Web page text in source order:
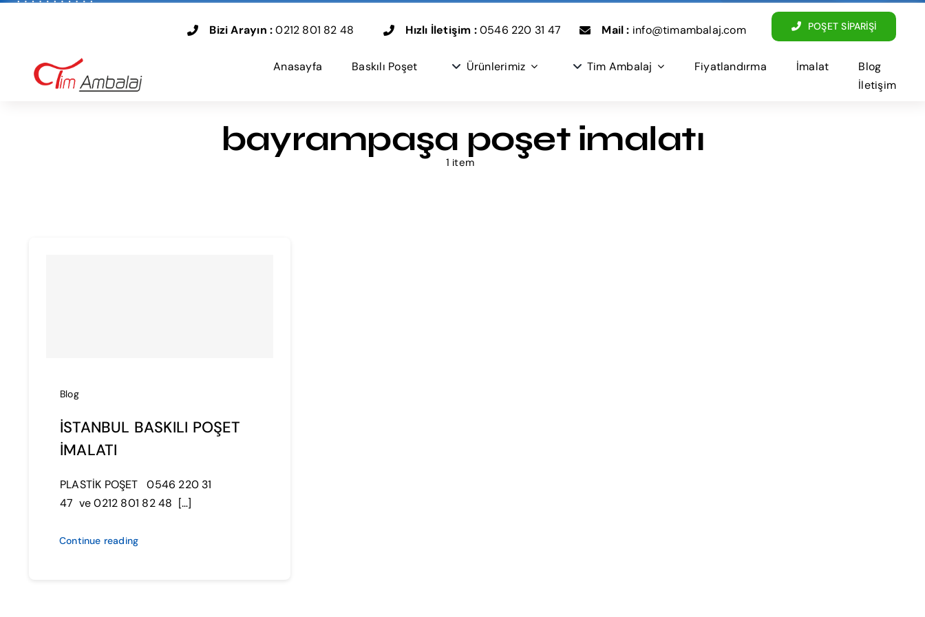
Bizi Arayın :0212 801 82 48 Hızlı İletişim :0546 220 31 47 Mail : info@timambalaj.com POŞET SİPARİŞİ
Anasayfa Baskılı Poşet Ürünlerimiz Tim Ambalaj Fiyatlandırma İmalat
Blog
İletişim
bayrampaşa poşet imalatı
1 item
Blog
İSTANBUL BASKILI POŞET
İMALATI
PLASTİK POŞET 0546 220 31
47 ve 0212 801 82 48 […]
Continue reading